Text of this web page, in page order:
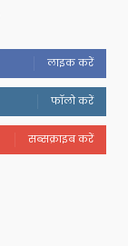
लाइक करें
फॉलो करें
सब्सक्राइब करें